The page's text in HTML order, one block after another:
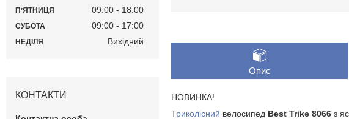
Опис
НОВИНКА!
Триколісний велосипед Best Trike 8066 з
ПʼЯТНИЦЯ 09:00 18:00
СУБОТА 09:00 17:00
НЕДІЛЯ Вихідний
КОНТАКТИ